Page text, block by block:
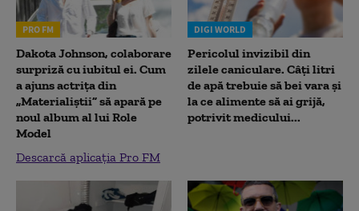
PRO FM
Dakota Johnson, colaborare
surpriză cu iubitul ei. Cum
a ajuns actrița din
„Materialiștii” să apară pe
noul album al lui Role
Model
Descarcă aplicația Pro FM
DIGI WORLD
Pericolul invizibil din
zilele caniculare. Câți litri
de apă trebuie să bei vara și
la ce alimente să ai grijă,
potrivit medicului...